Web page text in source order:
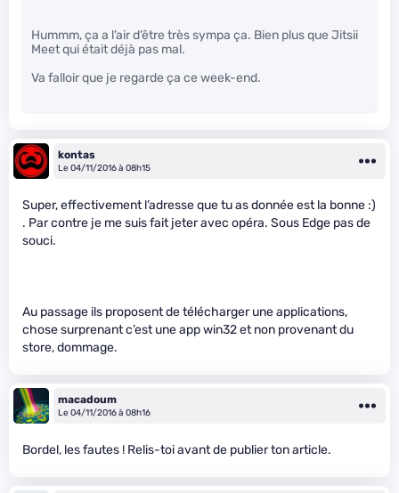
Hummm, ça a l’air d’être très sympa ça. Bien plus que Jitsii
Meet qui était déjà pas mal.
Va falloir que je regarde ça ce week-end.
kontas
Le 04/11/2016 à 08h15
Super, effectivement l’adresse que tu as donnée est la bonne :)
. Par contre je me suis fait jeter avec opéra. Sous Edge pas de
souci.
Au passage ils proposent de télécharger une applications,
chose surprenant c’est une app win32 et non provenant du
store, dommage.
macadoum
Le 04/11/2016 à 08h16
Bordel, les fautes ! Relis-toi avant de publier ton article.